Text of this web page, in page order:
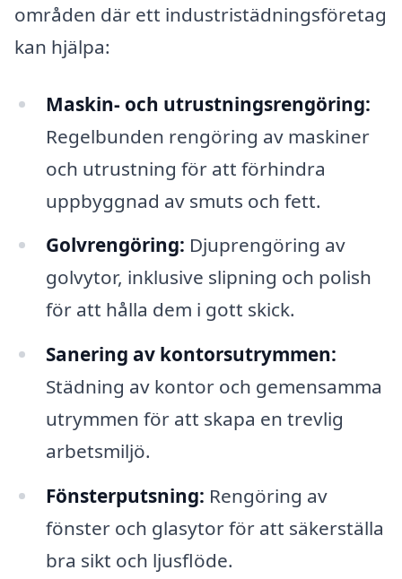
områden där ett industristädningsföretag
kan hjälpa:
Maskin- och utrustningsrengöring:
Regelbunden rengöring av maskiner
och utrustning för att förhindra
uppbyggnad av smuts och fett.
Golvrengöring: Djuprengöring av
golvytor, inklusive slipning och polish
för att hålla dem i gott skick.
Sanering av kontorsutrymmen:
Städning av kontor och gemensamma
utrymmen för att skapa en trevlig
arbetsmiljö.
Fönsterputsning: Rengöring av
fönster och glasytor för att säkerställa
bra sikt och ljusflöde.